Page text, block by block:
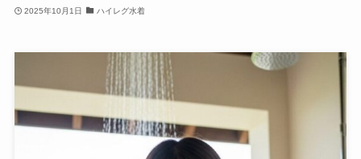
2025年10月1日 ハイレグ水着